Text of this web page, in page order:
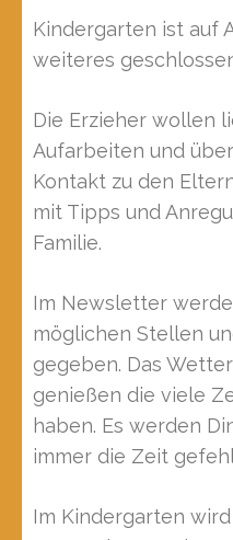
Kindergarten ist auf
weiteres
Die Erzieher wollen
Aufarbeiten und
Kontakt zu den
mit Tipps und
Familie.
Im Newsletter
möglichen Stellen
gegeben. Das
genießen die viele
haben. Es werden
immer die Zeit
Im Kindergarten